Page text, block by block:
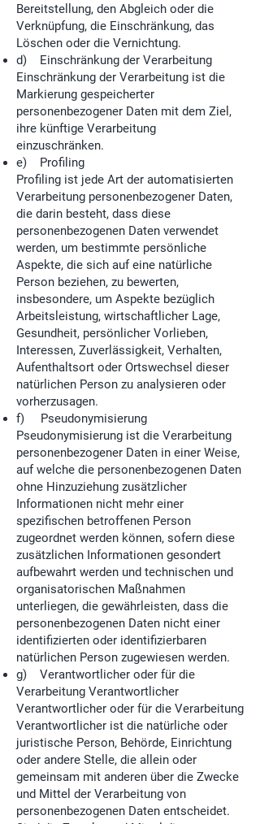
Bereitstellung, den Abgleich oder die
Verknüpfung, die Einschränkung, das
Löschen oder die Vernichtung.
d) Einschränkung der Verarbeitung
Einschränkung der Verarbeitung ist die
Markierung gespeicherter
personenbezogener Daten mit dem Ziel,
ihre künftige Verarbeitung
einzuschränken.
e) Profiling
Profiling ist jede Art der automatisierten
Verarbeitung personenbezogener Daten,
die darin besteht, dass diese
personenbezogenen Daten verwendet
werden, um bestimmte persönliche
Aspekte, die sich auf eine natürliche
Person beziehen, zu bewerten,
insbesondere, um Aspekte bezüglich
Arbeitsleistung, wirtschaftlicher Lage,
Gesundheit, persönlicher Vorlieben,
Interessen, Zuverlässigkeit, Verhalten,
Aufenthaltsort oder Ortswechsel dieser
natürlichen Person zu analysieren oder
vorherzusagen.
f) Pseudonymisierung
Pseudonymisierung ist die Verarbeitung
personenbezogener Daten in einer Weise,
auf welche die personenbezogenen Daten
ohne Hinzuziehung zusätzlicher
Informationen nicht mehr einer
spezifischen betroffenen Person
zugeordnet werden können, sofern diese
zusätzlichen Informationen gesondert
aufbewahrt werden und technischen und
organisatorischen Maßnahmen
unterliegen, die gewährleisten, dass die
personenbezogenen Daten nicht einer
identifizierten oder identifizierbaren
natürlichen Person zugewiesen werden.
g) Verantwortlicher oder für die
Verarbeitung Verantwortlicher
Verantwortlicher oder für die Verarbeitung
Verantwortlicher ist die natürliche oder
juristische Person, Behörde, Einrichtung
oder andere Stelle, die allein oder
gemeinsam mit anderen über die Zwecke
und Mittel der Verarbeitung von
personenbezogenen Daten entscheidet.